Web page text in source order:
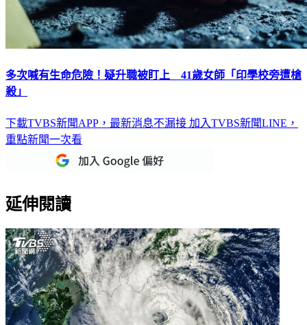
多次喊有生命危險！疑升職被盯上 41歲女師「印學校旁遭槍
殺」
下載TVBS新聞APP，最新消息不漏接 加入TVBS新聞LINE，
重點新聞一次看
延伸閱讀